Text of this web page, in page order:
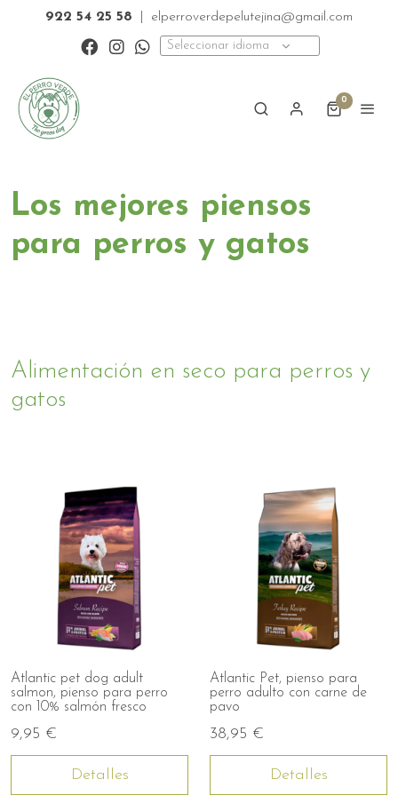
922 54 25 58 elperroverdepelutejina@gmail.com
Seleccionar idioma
0
Los mejores piensos
para perros y gatos
Alimentación en seco para perros y
gatos
Atlantic pet dog adult
salmon, pienso para perro
con 10% salmón fresco
9,95 €
Detalles
Atlantic Pet, pienso para
perro adulto con carne de
pavo
38,95 €
Detalles